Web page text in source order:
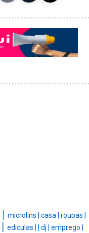
microlins | casa | roupas |
ediculas | | dj | emprego |